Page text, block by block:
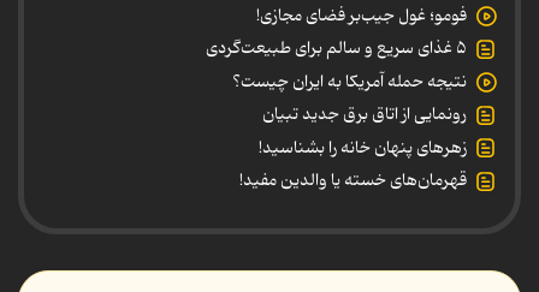
فومو؛ غول جیب‌بر فضای مجازی!
۵ غذای سریع و سالم برای طبیعت‌گردی
نتیجه حمله آمریکا به ایران چیست؟
رونمایی از اتاق برق جدید تبیان
زهرهای پنهان خانه را بشناسید!
قهرمان‌های خسته یا والدین مفید!